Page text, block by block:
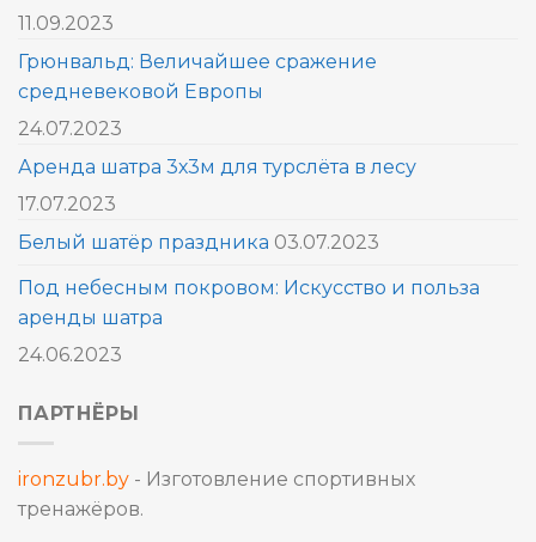
11.09.2023
Грюнвальд: Величайшее сражение
средневековой Европы
24.07.2023
Аренда шатра 3х3м для турслёта в лесу
17.07.2023
Белый шатёр праздника 03.07.2023
Под небесным покровом: Искусство и польза
аренды шатра
24.06.2023
ПАРТНЁРЫ
ironzubr.by - Изготовление спортивных
тренажёров.